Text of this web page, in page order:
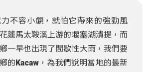
不容小覷，就怕它帶來的強勁風
蓮馬太鞍溪上游的堰塞湖潰提，而
一早也出現了間歇性大雨，我們要
的Kacaw，為我們說明當地的最新